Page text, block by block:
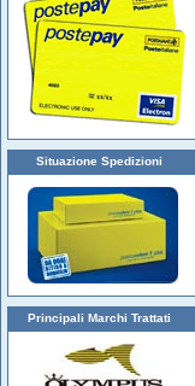
Situazione Spedizioni
Principali Marchi Trattati